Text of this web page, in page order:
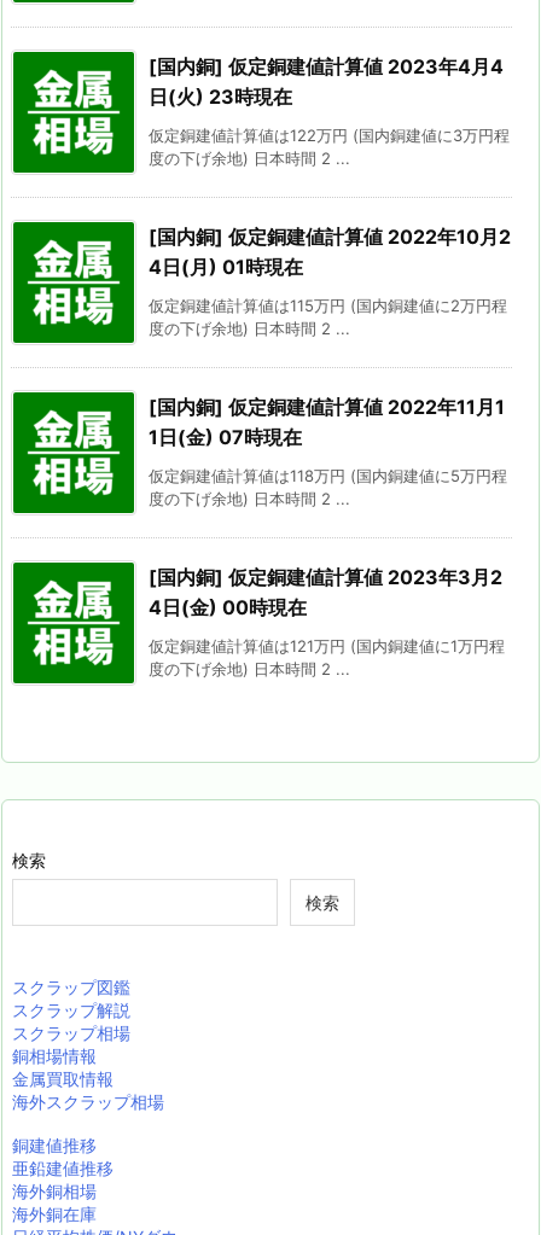
[国内銅] 仮定銅建値計算値 2023年4月4
日(火) 23時現在
仮定銅建値計算値は122万円 (国内銅建値に3万円程
度の下げ余地) 日本時間 2 ...
[国内銅] 仮定銅建値計算値 2022年10月2
4日(月) 01時現在
仮定銅建値計算値は115万円 (国内銅建値に2万円程
度の下げ余地) 日本時間 2 ...
[国内銅] 仮定銅建値計算値 2022年11月1
1日(金) 07時現在
仮定銅建値計算値は118万円 (国内銅建値に5万円程
度の下げ余地) 日本時間 2 ...
[国内銅] 仮定銅建値計算値 2023年3月2
4日(金) 00時現在
仮定銅建値計算値は121万円 (国内銅建値に1万円程
度の下げ余地) 日本時間 2 ...
検索
検索
スクラップ図鑑
スクラップ解説
スクラップ相場
銅相場情報
金属買取情報
海外スクラップ相場
銅建値推移
亜鉛建値推移
海外銅相場
海外銅在庫